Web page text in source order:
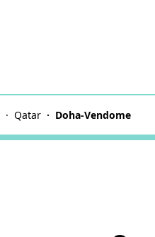
Qatar Doha-Vendome